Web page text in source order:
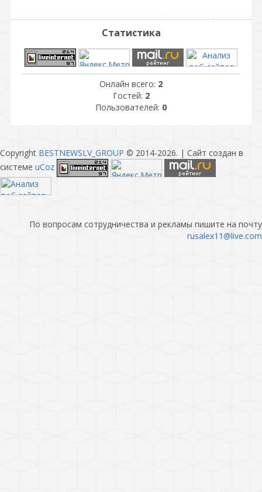
Статистика
Онлайн всего: 2
Гостей: 2
Пользователей: 0
Copyright BESTNEWSLV_GROUP © 2014-2026. | Сайт создан в
системе uCoz
По вопросам сотрудничества и рекламы пишите на почту
rusalex11@live.com